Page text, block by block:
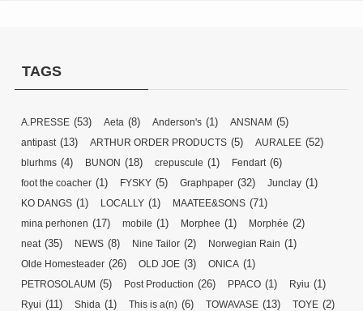
TAGS
A.PRESSE (53) Aeta (8) Anderson's (1) ANSNAM (5)
antipast (13) ARTHUR ORDER PRODUCTS (5) AURALEE (52)
blurhms (4) BUNON (18) crepuscule (1) Fendart (6)
foot the coacher (1) FYSKY (5) Graphpaper (32) Junclay (1)
KO DANGS (1) LOCALLY (1) MAATEE&SONS (71)
mina perhonen (17) mobile (1) Morphee (1) Morphée (2)
neat (35) NEWS (8) Nine Tailor (2) Norwegian Rain (1)
Olde Homesteader (26) OLD JOE (3) ONICA (1)
PETROSOLAUM (5) Post Production (26) PPACO (1) Ryiu (1)
Ryui (11) Shida (1) This is a(n) (6) TOWAVASE (13) TOYE (2)